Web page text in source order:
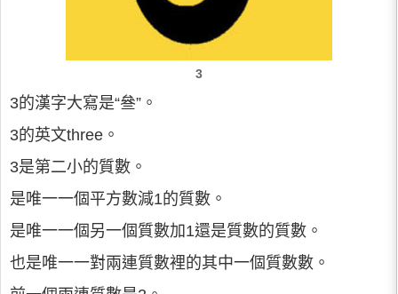
3
3的漢字大寫是“叄”。
3的英文three。
3是第二小的質數。
是唯一一個平方數減1的質數。
是唯一一個另一個質數加1還是質數的質數。
也是唯一一對兩連質數裡的其中一個質數數。